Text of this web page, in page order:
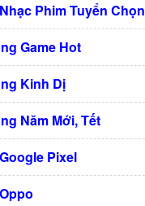
Phim Tuyển Chọn
Game Hot
Kinh Dị
Năm Mới, Tết
Pixel